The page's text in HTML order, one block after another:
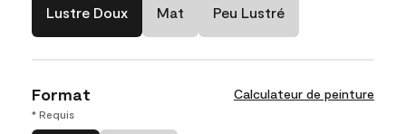
Lustre Doux Mat Peu Lustré
Format Calculateur de peinture
* Requis